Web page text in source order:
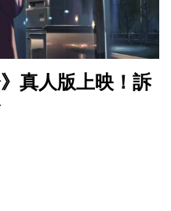
真人版上映！訴